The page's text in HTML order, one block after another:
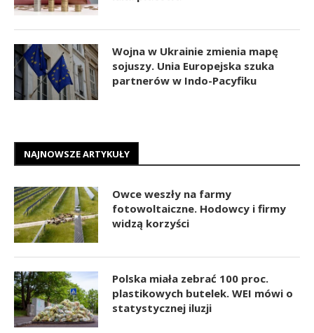
Wojna w Ukrainie zmienia mapę
sojuszy. Unia Europejska szuka
partnerów w Indo-Pacyfiku
NAJNOWSZE ARTYKUŁY
Owce weszły na farmy
fotowoltaiczne. Hodowcy i firmy
widzą korzyści
Polska miała zebrać 100 proc.
plastikowych butelek. WEI mówi o
statystycznej iluzji